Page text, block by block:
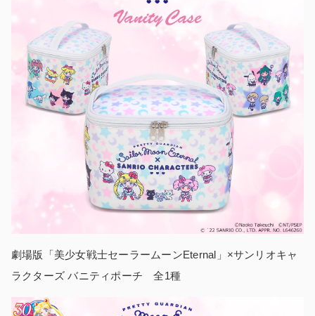
劇場版「美少女戦士セーラームーンEternal」×サンリオキャ
ラクターズ バニティポーチ 全1種